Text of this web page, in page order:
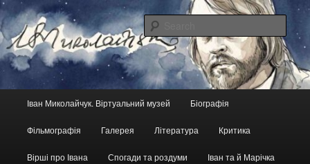
Skip
to
primary
content
Skip
to
secondary
contentІван Миколайчук. Віртуальний
музей
український кіноактор, кінорежисер, сценарист
Іван Миколайчук. Віртуальний музей Біографія
Фільмографія Галерея Література Критика
Вірші про Івана Спогади та роздуми Іван та й Марічка